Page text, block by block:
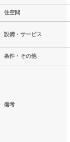
住空間
設備・サービス
条件・その他
備考